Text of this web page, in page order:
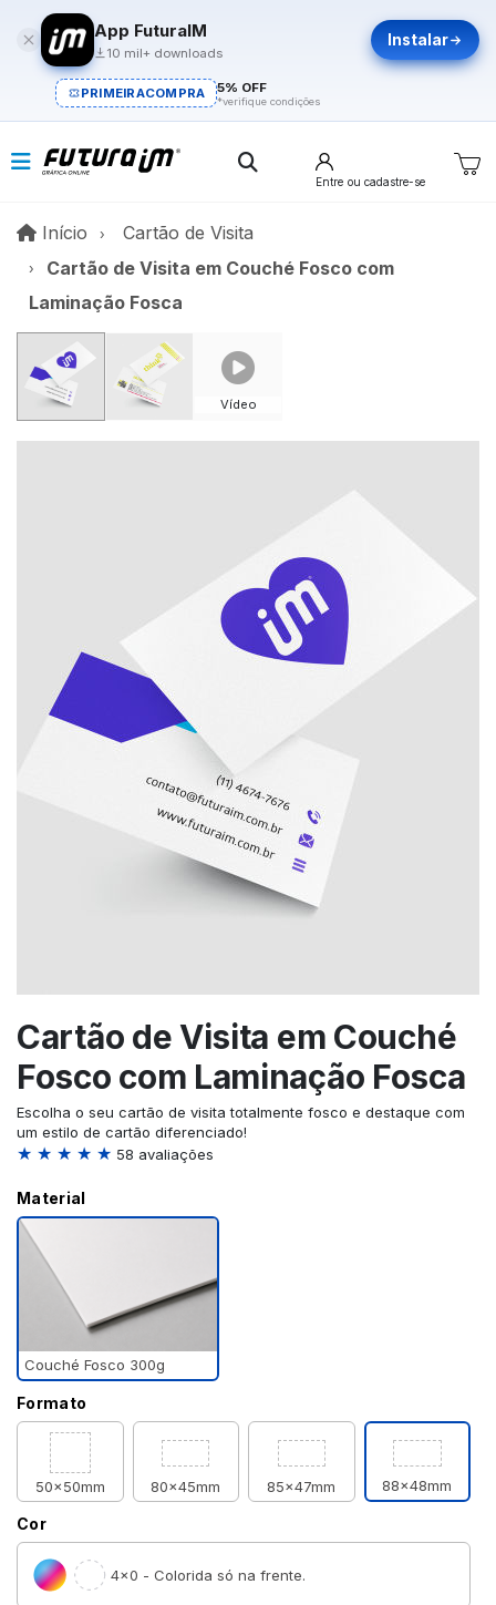
App FuturaIM
10 mil+ downloads
Instalar
PRIMEIRACOMPRA 5% OFF
*verifique condições
Entre ou cadastre-se
Início InícioCartão de Visita
Cartão de Visita em Couché Fosco com
Laminação Fosca
Vídeo
Cartão de Visita em Couché
Fosco com Laminação Fosca
Escolha o seu cartão de visita totalmente fosco e destaque com
um estilo de cartão diferenciado!
★ ★ ★ ★ ★ 58 avaliações
Material
Couché Fosco 300g
Formato
50x50mm 80x45mm 85x47mm 88x48mm
Cor
4×0 - Colorida só na frente.